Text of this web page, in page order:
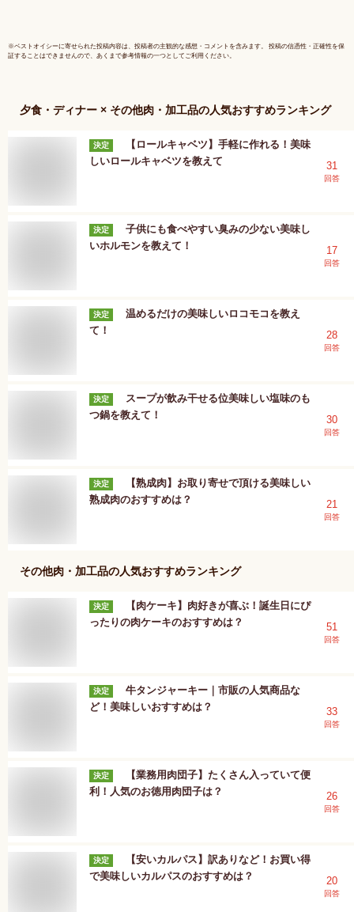
※ベストオイシーに寄せられた投稿内容は、投稿者の主観的な感想・コメントを含みます。 投稿の信憑性・正確性を保
証することはできませんので、あくまで参考情報の一つとしてご利用ください。
夕食・ディナー × その他肉・加工品の人気おすすめランキング
決定
【ロールキャベツ】手軽に作れる！美味
しいロールキャベツを教えて
31
回答
決定
子供にも食べやすい臭みの少ない美味し
いホルモンを教えて！
17
回答
決定
温めるだけの美味しいロコモコを教え
て！
28
回答
決定
スープが飲み干せる位美味しい塩味のも
つ鍋を教えて！
30
回答
決定
【熟成肉】お取り寄せで頂ける美味しい
熟成肉のおすすめは？
21
回答
その他肉・加工品の人気おすすめランキング
決定
【肉ケーキ】肉好きが喜ぶ！誕生日にぴ
ったりの肉ケーキのおすすめは？
51
回答
決定
牛タンジャーキー｜市販の人気商品な
ど！美味しいおすすめは？
33
回答
決定
【業務用肉団子】たくさん入っていて便
利！人気のお徳用肉団子は？
26
回答
決定
【安いカルパス】訳ありなど！お買い得
で美味しいカルパスのおすすめは？
20
回答